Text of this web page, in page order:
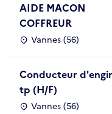
AIDE MACON
COFFREUR
Vannes (56)
Conducteur
tp (H/F)
Vannes (56)